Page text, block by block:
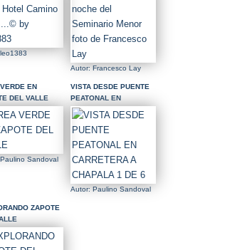
Autor: Francesco Lay
EN
DEL VALLE
Sandoval
VISTA DESDE PUENTE
PEATONAL EN
CARRETERA A
CHAPALA 1 DE 6
Autor: Paulino Sandoval
ZAPOTE